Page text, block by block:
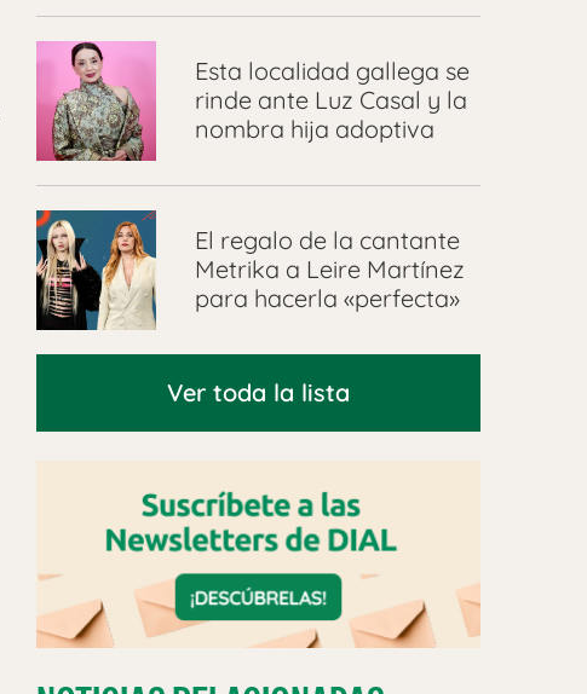
Esta localidad gallega se
rinde ante Luz Casal y la
nombra hija adoptiva
El regalo de la cantante
Metrika a Leire Martínez
para hacerla «perfecta»
Ver toda la lista